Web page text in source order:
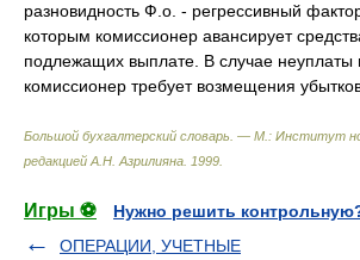
разновидность Ф.о. - регрессивный
которым комиссионер авансирует
подлежащих выплате. В случае неуплаты
комиссионер требует возмещения убытков
Большой бухгалтерский словарь. — М.: Институт
редакцией А.Н. Азрилияна 1999
Игры ⚽
Нужно решить
ОПЕРАЦИИ, УЧЕТНЫЕ